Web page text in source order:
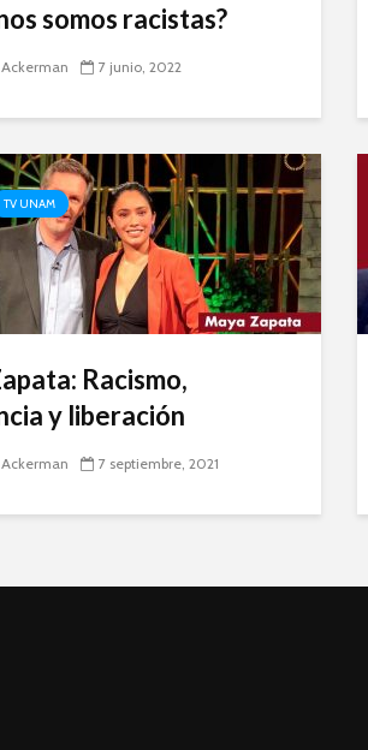
somos racistas?
Ackerman 7 junio, 2022
TV UNAM
Racismo,
y liberación
Ackerman 7 septiembre, 2021